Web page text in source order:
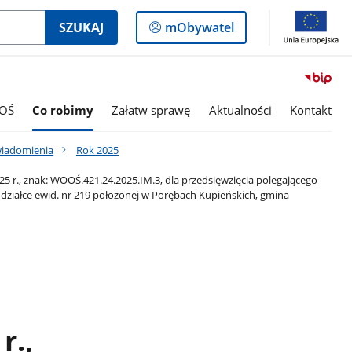
SZUKAJ
Logowanie
do
mObywatel
Co robimy Załatw sprawę Aktualności Kontakt
Rok 2025
znak: WOOŚ.421.24.2025.IM.3, dla przedsięwzięcia polegającego
ewid. nr 219 położonej w Porębach Kupieńskich, gmina